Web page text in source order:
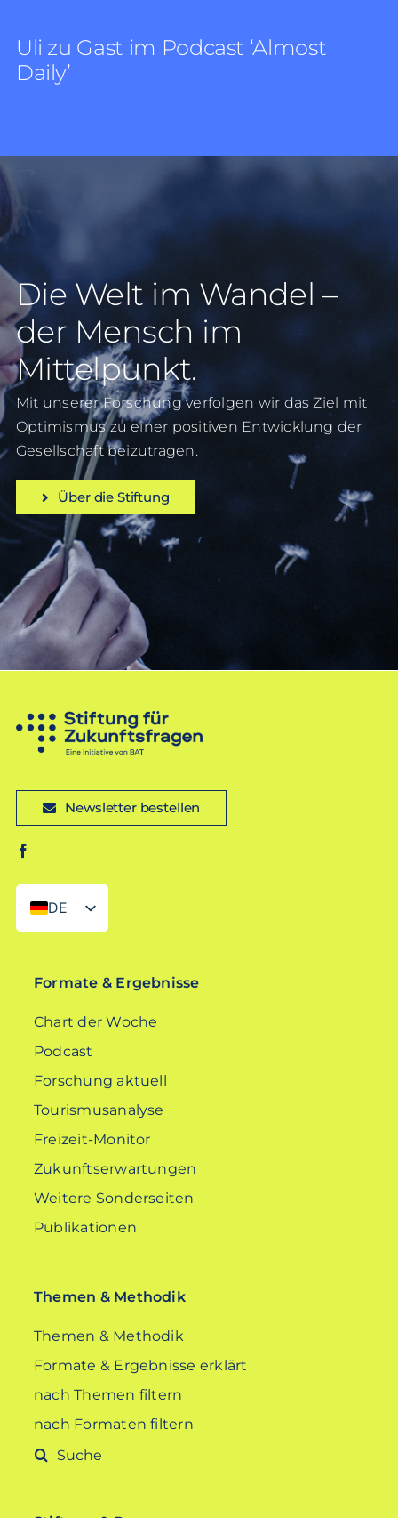
Uli zu Gast im Podcast ‘Almost
Daily’
Die Welt im Wandel –
der Mensch im
Mittelpunkt.
Mit unserer Forschung verfolgen wir das Ziel mit
Optimismus zu einer positiven Entwicklung der
Gesellschaft beizutragen.
Über die Stiftung
Newsletter bestellen
DE
EN
Formate & Ergebnisse
Chart der Woche
Podcast
Forschung aktuell
Tourismusanalyse
Freizeit-Monitor
Zukunftserwartungen
Weitere Sonderseiten
Publikationen
Themen & Methodik
Themen & Methodik
Formate & Ergebnisse erklärt
nach Themen filtern
nach Formaten filtern
Suche